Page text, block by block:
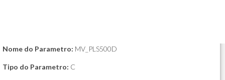
Nome do Parametro: MV_PLS500D
Tipo do Parametro: C